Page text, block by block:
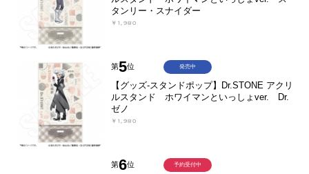
タンリー・スナイダー
￥1,980
第5位
【グッズ-スタンドポップ】Dr.STONE アクリ
ルスタンド ホワイマンといっしょver. Dr.
ゼノ
￥1,980
発売中
第6位 予約受付中